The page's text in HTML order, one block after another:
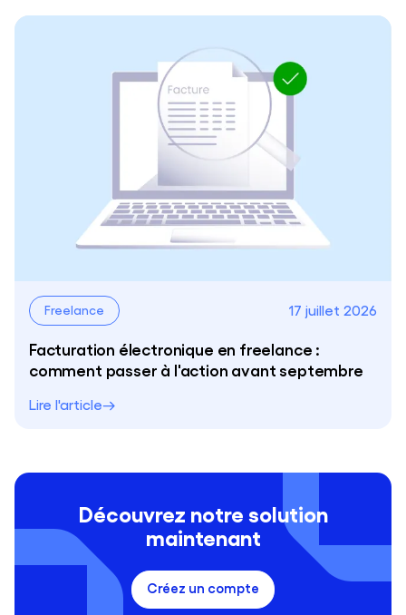
Freelance 17 juillet 2026
Facturation électronique en freelance :
comment passer à l'action avant septembre
Lire l'article
Découvrez notre solution
maintenant
Créez un compte